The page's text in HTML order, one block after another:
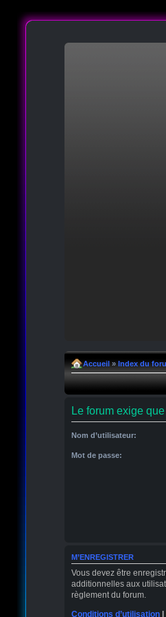
Accueil» Index du
Le forum exige
Nom d’utilisateur:
Mot de passe:
M’ENREGISTRER
Vous devez être
additionnelles aux
règlement du forum.
Conditions d’utilisation|